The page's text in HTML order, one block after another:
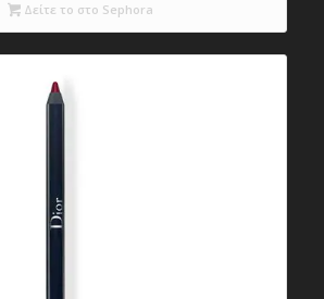
είναι:
€22,45.
Δείτε το στο Sephora